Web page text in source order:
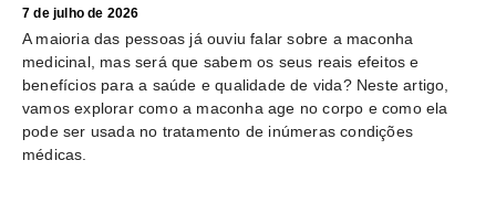
7 de julho de 2026
A maioria das pessoas já ouviu falar sobre a maconha
medicinal, mas será que sabem os seus reais efeitos e
benefícios para a saúde e qualidade de vida? Neste artigo,
vamos explorar como a maconha age no corpo e como ela
pode ser usada no tratamento de inúmeras condições
médicas.